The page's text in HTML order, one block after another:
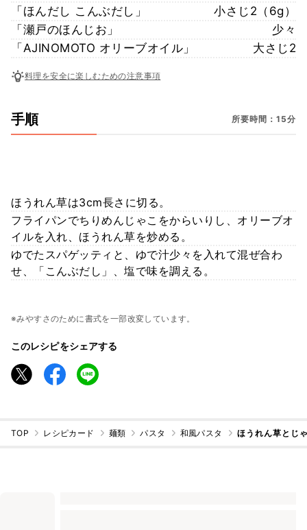
「ほんだし こんぶだし」
小さじ2（6g）
「瀬戸のほんじお」
少々
「AJINOMOTO オリーブオイル」
大さじ2
料理を安全に楽しむための注意事項
手順 所要時間：15分
ほうれん草は3cm長さに切る。
フライパンでちりめんじゃこをからいりし、オリーブオ
イルを入れ、ほうれん草を炒める。
ゆでたスパゲッティと、ゆで汁少々を入れて混ぜ合わ
せ、「こんぶだし」、塩で味を調える。
※みやすさのために書式を一部改変しています。
このレシピをシェアする
TOP レシピカード 麺類 パスタ 和風パスタ ほうれん草とじ